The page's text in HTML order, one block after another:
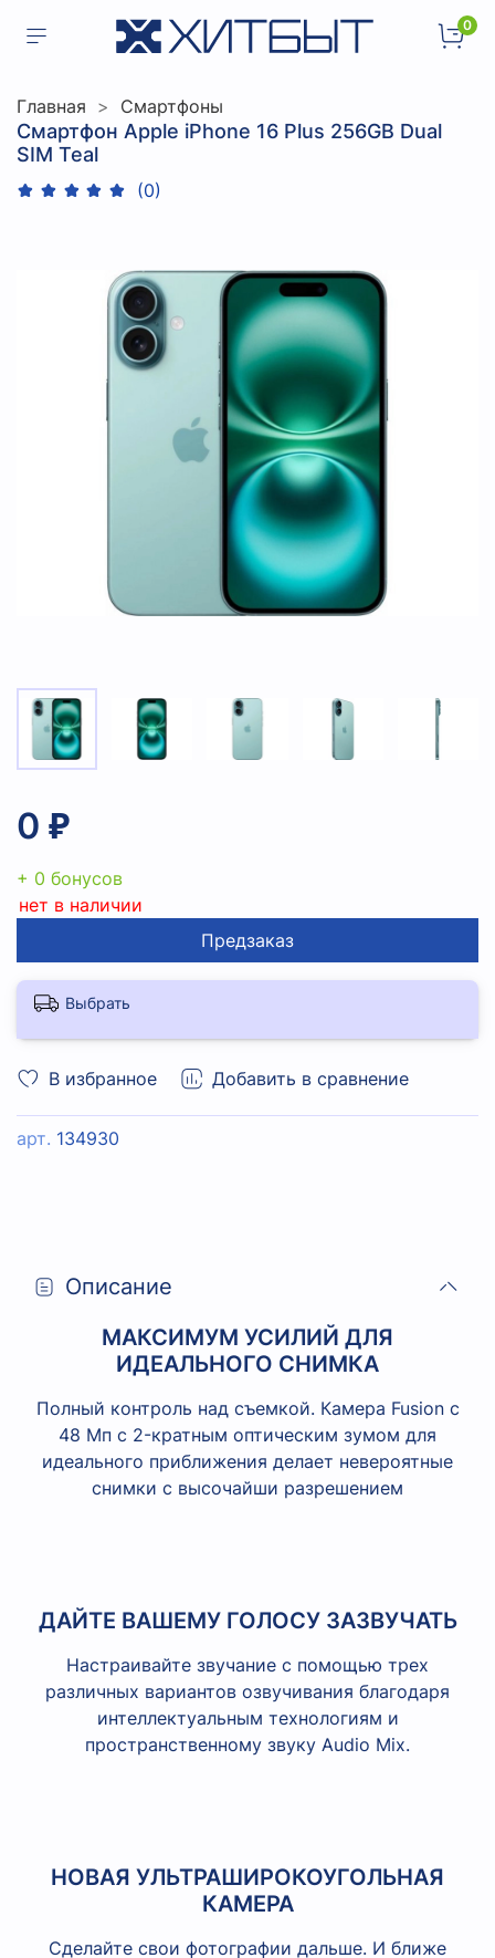
0
Главная Смартфоны
Смартфон Apple iPhone 16 Plus 256GB Dual
SIM Teal
(0)
В избранное Добавить в сравнение
арт. 134930
0 ₽
+ 0 бонусов
нет в наличии
Предзаказ
Выбрать
Описание
МАКСИМУМ УСИЛИЙ ДЛЯ
ИДЕАЛЬНОГО СНИМКА
Полный контроль над съемкой. Камера Fusion с
48 Мп с 2-кратным оптическим зумом для
идеального приближения делает невероятные
снимки с высочайши разрешением
ДАЙТЕ ВАШЕМУ ГОЛОСУ ЗАЗВУЧАТЬ
Настраивайте звучание с помощью трех
различных вариантов озвучивания благодаря
интеллектуальным технологиям и
пространственному звуку Audio Mix.
НОВАЯ УЛЬТРАШИРОКОУГОЛЬНАЯ
КАМЕРА
Сделайте свои фотографии дальше. И ближе